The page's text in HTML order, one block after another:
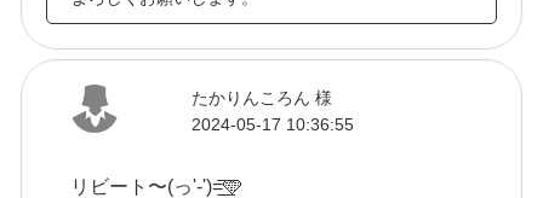
たかりんころん 様
2024-05-17 10:36:55
リビート〜(っ'-')=͟͟͞͞🩵